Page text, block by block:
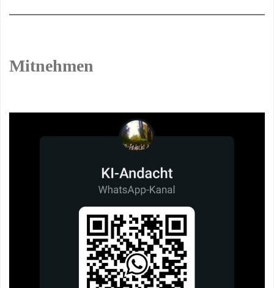
Mitnehmen